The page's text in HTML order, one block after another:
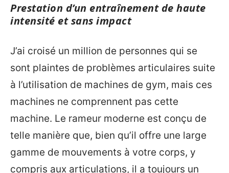
Prestation d’un entraînement de haute
intensité et sans impact
J’ai croisé un million de personnes qui se
sont plaintes de problèmes articulaires suite
à l’utilisation de machines de gym, mais ces
machines ne comprennent pas cette
machine. Le rameur moderne est conçu de
telle manière que, bien qu’il offre une large
gamme de mouvements à votre corps, y
compris aux articulations, il a toujours un